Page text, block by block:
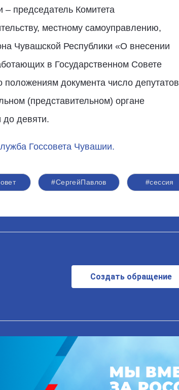
– председатель Комитета
местному самоуправлению,
Чувашской Республики «О внесении
в Государственном Совете
документа число депутатов
(представительном) органе
до девяти.
Госсовета Чувашии.
#СергейПавлов #сессия
Создать обращение